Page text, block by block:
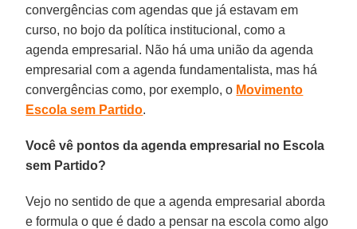
convergências com agendas que já estavam em
curso, no bojo da política institucional, como a
agenda empresarial. Não há uma união da agenda
empresarial com a agenda fundamentalista, mas há
convergências como, por exemplo, o Movimento
Escola sem Partido.
Você vê pontos da agenda empresarial no Escola
sem Partido?
Vejo no sentido de que a agenda empresarial aborda
e formula o que é dado a pensar na escola como algo